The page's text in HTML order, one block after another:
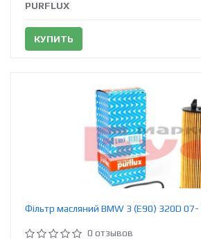
PURFLUX
КУПИТЬ
Фільтр масляний BMW 3 (E90) 320D 07-
0 отзывов